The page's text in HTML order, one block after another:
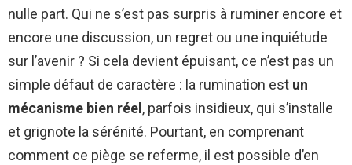
nulle part. Qui ne s’est pas surpris à ruminer encore et
encore une discussion, un regret ou une inquiétude
sur l’avenir ? Si cela devient épuisant, ce n’est pas un
simple défaut de caractère : la rumination est un
mécanisme bien réel , parfois insidieux, qui s’installe
et grignote la sérénité. Pourtant, en comprenant
comment ce piège se referme, il est possible d’en